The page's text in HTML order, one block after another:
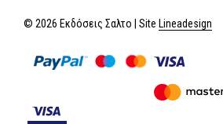
© 2026 Εκδόσεις Σαλτο | Site Lineadesign